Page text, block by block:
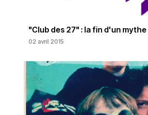
"Club des 27" : la fin d'un mythe
02 avril 2015